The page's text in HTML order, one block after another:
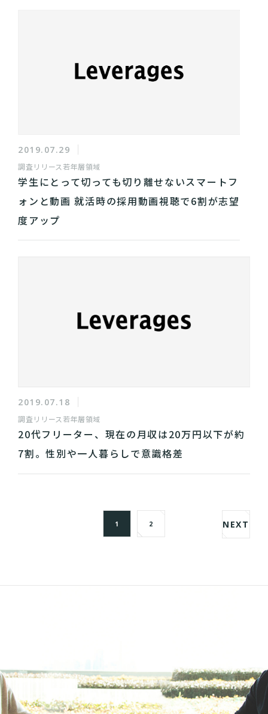
2019.07.29
調査リリース 若年層領域
学生にとって切っても切り離せないスマートフ
ォンと動画 就活時の採用動画視聴で6割が志望
度アップ
2019.07.18
調査リリース 若年層領域
20代フリーター、現在の月収は20万円以下が約
7割。性別や一人暮らしで意識格差
1 2 NEXT